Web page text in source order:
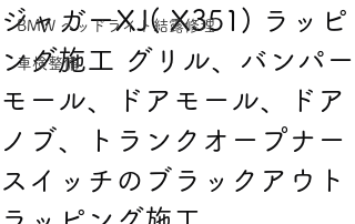
BMW ヘッドライト結露修理
車検整備
ジャガーXJ( X351) ラッピ
ング施工 グリル、バンパー
モール、ドアモール、ドア
ノブ、トランクオープナー
スイッチのブラックアウト